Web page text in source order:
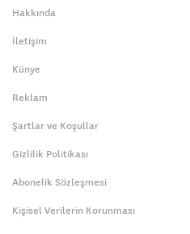
Hakkında
İletişim
Künye
Reklam
Şartlar ve Koşullar
Gizlilik Politikası
Abonelik Sözleşmesi
Kişisel Verilerin Korunması